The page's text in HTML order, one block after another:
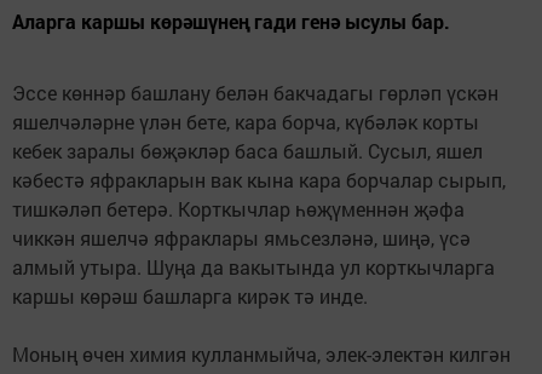
Аларга каршы көрәшүнең гади генә ысулы бар.
Эссе көннәр башлану белән бакчадагы гөрләп үскән
яшелчәләрне үлән бете, кара борча, күбәләк корты
кебек заралы бөҗәкләр баса башлый. Сусыл, яшел
кәбестә яфракларын вак кына кара борчалар сырып,
тишкәләп бетерә. Корткычлар һөҗүменнән җәфа
чиккән яшелчә яфраклары ямьсезләнә, шиңә, үсә
алмый утыра. Шуңа да вакытында ул корткычларга
каршы көрәш башларга кирәк тә инде.
Моның өчен химия кулланмыйча, элек-электән килгән